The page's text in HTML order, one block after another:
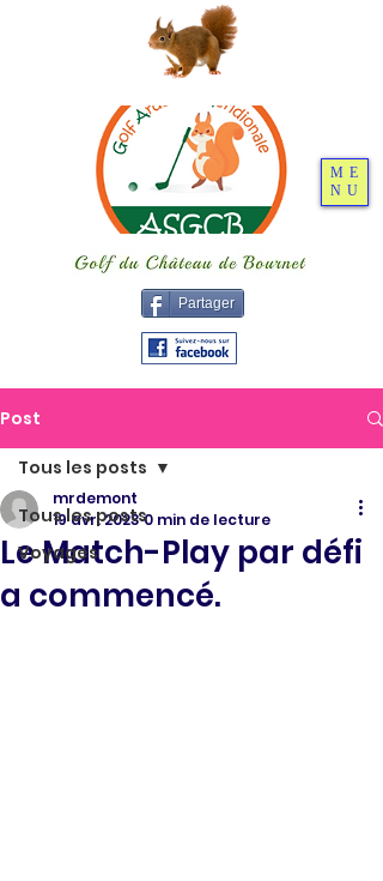
Partager
ME
NU
Post
Tous les posts
Voyages
Tous les posts
Le Match-Play par défi
a commencé.
mrdemont
19 avr. 20230 min de lecture